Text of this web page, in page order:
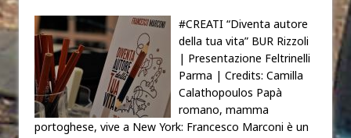
#CREATI “Diventa autore
della tua vita” BUR Rizzoli
| Presentazione Feltrinelli
Parma | Credits: Camilla
Calathopoulos Papà
romano, mamma
portoghese, vive a New York: Francesco Marconi è un